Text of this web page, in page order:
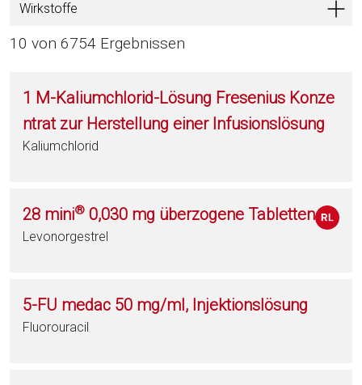
Wirkstoffe
10 von 6754 Ergebnissen
1 M-Kaliumchlorid-Lösung Fresenius Konze
ntrat zur Herstellung einer Infusionslösung
Kaliumchlorid
28 mini® 0,030 mg überzogene Tabletten
Levonorgestrel
5-FU medac 50 mg/ml, Injektionslösung
Fluorouracil